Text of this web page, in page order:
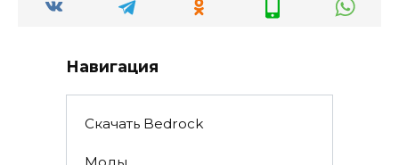
Навигация
Скачать Bedrock